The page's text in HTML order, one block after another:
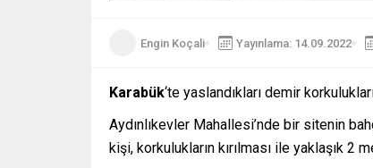
Engin Koçali Yayınlama: 14.09.2022
Karabük‘te yaslandıkları demir
Aydınlıkevler Mahallesi’nde bir sitenin
kişi, korkulukların kırılması ile yaklaşık 2